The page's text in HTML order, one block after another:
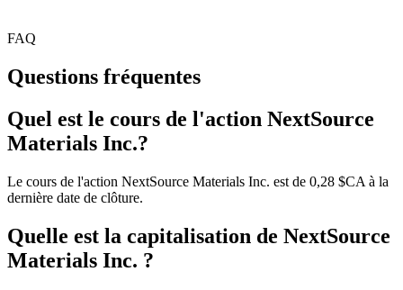
FAQ
Questions fréquentes
Quel est le cours de l'action NextSource
Materials Inc.?
Le cours de l'action NextSource Materials Inc. est de 0,28 $CA à la
dernière date de clôture.
Quelle est la capitalisation de NextSource
Materials Inc. ?